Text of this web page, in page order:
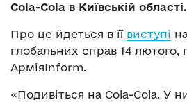
Cola-Cola в Київській області.
Про це йдеться в її виступі
глобальних справ 14 лютого,
АрміяInform.
«Подивіться на Cola-Cola. У